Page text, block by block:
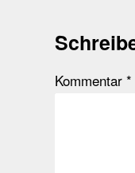
Kommentar *